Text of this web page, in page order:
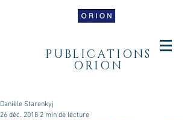
PUBLICATIONS
ORION
Danièle Starenkyj
26 déc. 2018 2 min de lecture